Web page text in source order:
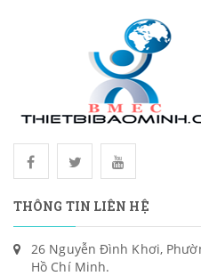
THÔNG TIN LIÊN HỆ
26 Nguyễn Đình Khơi,
Hồ Chí Minh.